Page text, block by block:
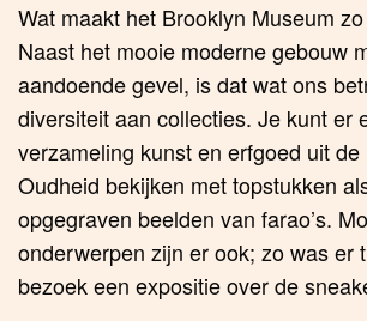
Wat maakt het Brooklyn Museum
Naast het mooie moderne gebouw
aandoende gevel, is dat wat ons
diversiteit aan collecties. Je kunt er
verzameling kunst en erfgoed uit
Oudheid bekijken met topstukken
opgegraven beelden van farao’s.
onderwerpen zijn er ook; zo was er
bezoek een expositie over de